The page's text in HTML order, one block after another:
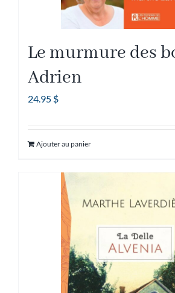
Le murmure des
Adrien
24.95 $
Ajouter au panier